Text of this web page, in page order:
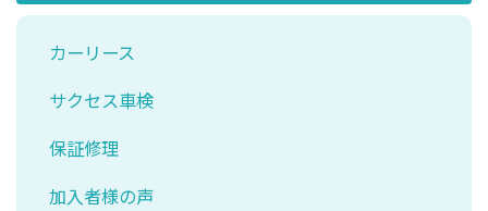
カーリース
サクセス車検
保証修理
加入者様の声